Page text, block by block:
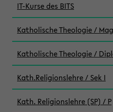
IT-Kurse des BITS
Katholische Theologie / Mag
Katholische Theologie /
Kath.Religionslehre / Sek I
Kath. Religionslehre (SP) / P